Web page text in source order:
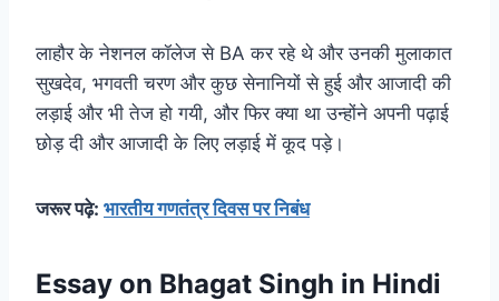
लाहौर के नेशनल कॉलेज से BA कर रहे थे और उनकी मुलाकात
सुखदेव, भगवती चरण और कुछ सेनानियों से हुई और आजादी की
लड़ाई और भी तेज हो गयी, और फिर क्या था उन्होंने अपनी पढ़ाई
छोड़ दी और आजादी के लिए लड़ाई में कूद पड़े।
जरूर पढ़े: भारतीय गणतंत्र दिवस पर निबंध
Essay on Bhagat Singh in Hindi